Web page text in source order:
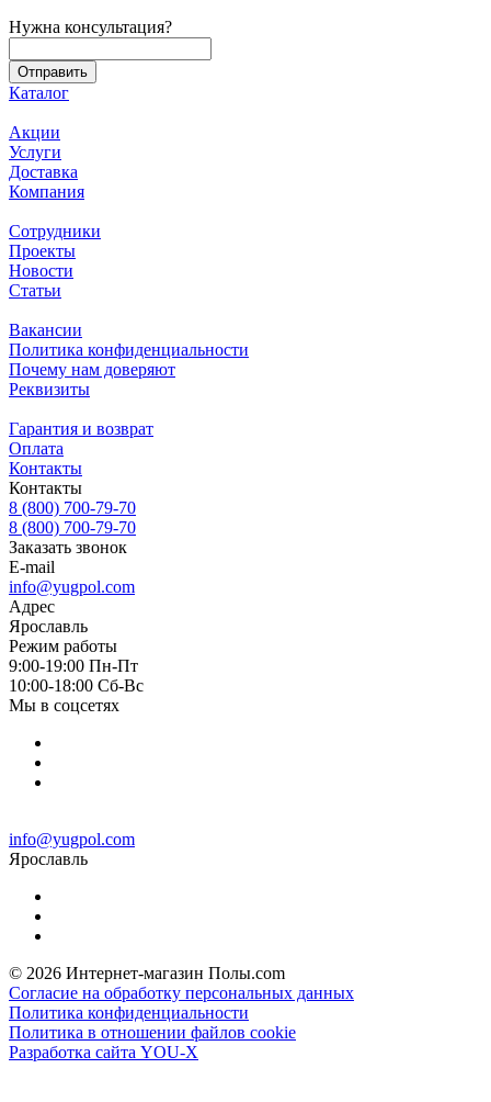
Нужна консультация?
Каталог
Акции
Услуги
Доставка
Компания
Сотрудники
Проекты
Новости
Статьи
Вакансии
Политика конфиденциальности
Почему нам доверяют
Реквизиты
Гарантия и возврат
Оплата
Контакты
Контакты
8 (800) 700-79-70
8 (800) 700-79-70
Заказать звонок
E-mail
info@yugpol.com
Адрес
Ярославль
Режим работы
9:00-19:00 Пн-Пт
10:00-18:00 Cб-Вс
Мы в соцсетях
info@yugpol.com
Ярославль
© 2026 Интернет-магазин Полы.com
Согласие на обработку персональных данных
Политика конфиденциальности
Политика в отношении файлов cookie
Разработка сайта YOU-X